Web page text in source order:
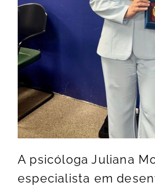
A psicóloga Juliana
especialista em